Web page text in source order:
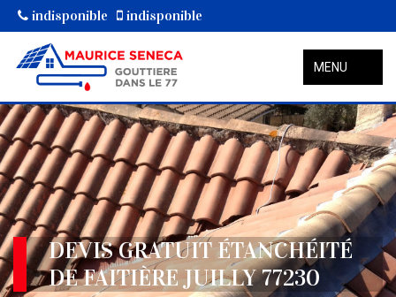
indisponible indisponible
MENU
DEVIS GRATUIT ÉTANCHÉITÉ
DE FAITIÈRE JUILLY 77230